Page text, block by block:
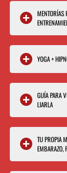
MENTORÍAS
YOGA +
GUÍA PARA
LIARLA
TU PROPIA
EMBARAZO,